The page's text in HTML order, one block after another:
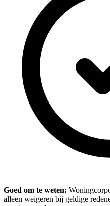
Goed om te weten:
alleen weigeren bij geldige